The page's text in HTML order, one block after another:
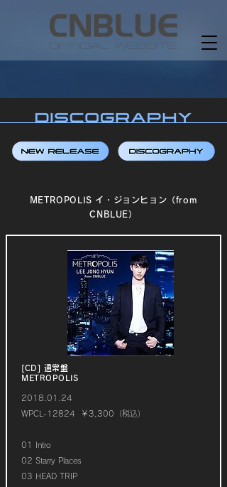
METROPOLIS イ・ジョンヒョン（from
CNBLUE）
[CD] 通常盤
METROPOLIS
2018.01.24
WPCL-12824 ￥3,300（税込）
01 Intro
02 Starry Places
03 HEAD TRIP